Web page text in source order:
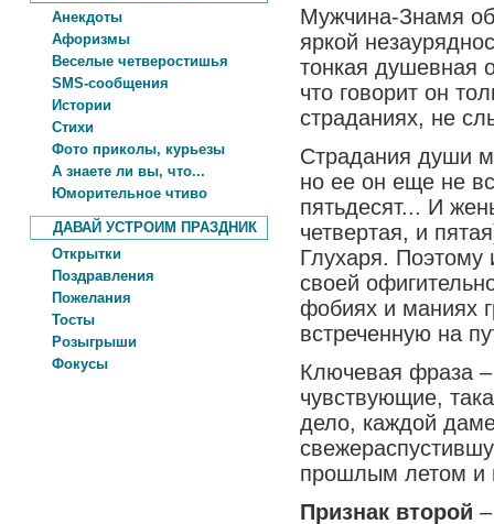
Анекдоты
Афоризмы
Веселые четверостишья
SMS-сообщения
Истории
Стихи
Фото приколы, курьезы
А знаете ли вы, что...
Юморительное чтиво
ДАВАЙ УСТРОИМ ПРАЗДНИК
Открытки
Поздравления
Пожелания
Тосты
Розыгрыши
Фокусы
Мужчина-Знамя
яркой
тонкая душевная
что говорит он
страданиях, не
Страдания души
но ее он еще не
пятьдесят... И
четвертая, и
Глухаря.
своей
фобиях и маниях
встреченную на
Ключевая фраза
чувствующие,
дело, каждой
прошлым летом и
Признак второй